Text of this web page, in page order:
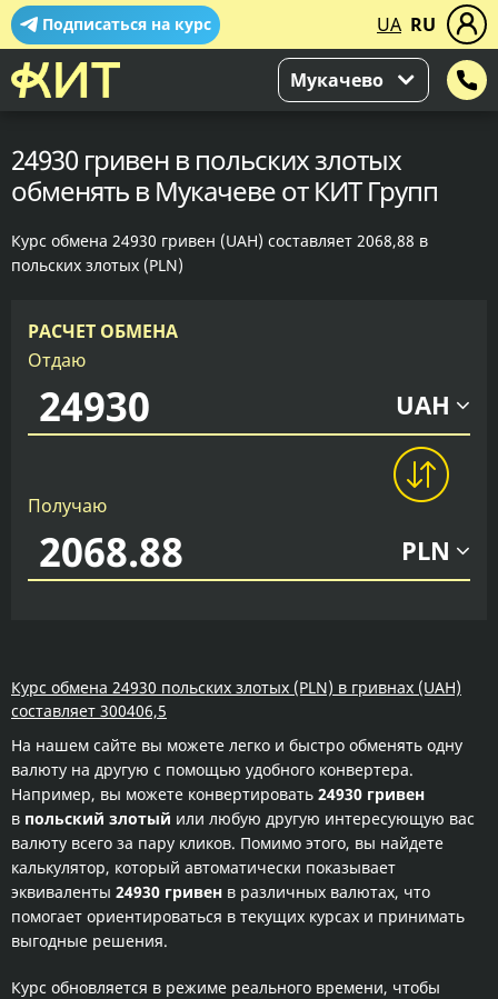
Подписаться на курс UA RU
Мукачево
24930 гривен в польских злотых
обменять в Мукачеве от КИТ Групп
Курс обмена 24930 гривен (UAH) составляет 2068,88 в
польских злотых (PLN)
РАСЧЕТ ОБМЕНА
Отдаю
UAH
Получаю
PLN
Курс обмена 24930 польских злотых (PLN) в гривнах (UAH)
составляет 300406,5
На нашем сайте вы можете легко и быстро обменять одну
валюту на другую с помощью удобного конвертера.
Например, вы можете конвертировать 24930 гривен
в польский злотый или любую другую интересующую вас
валюту всего за пару кликов. Помимо этого, вы найдете
калькулятор, который автоматически показывает
эквиваленты 24930 гривен в различных валютах, что
помогает ориентироваться в текущих курсах и принимать
выгодные решения.
Курс обновляется в режиме реального времени, чтобы